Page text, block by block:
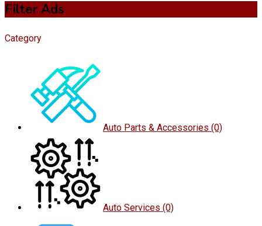
Filter Ads
Category
Auto Parts & Accessories (0)
Auto Services (0)